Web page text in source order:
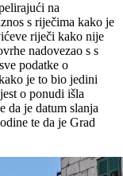
na
s riječima kako je
riječi kako nije
nadovezao s s
podatke o
je to bio jedini
o ponudi išla
da je datum slanja
te da je Grad